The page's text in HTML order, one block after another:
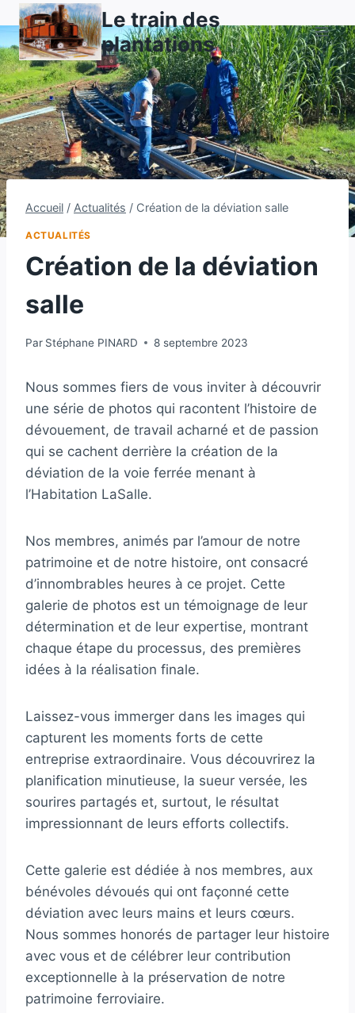
Aller
au
contenu
Le train des
plantations
Accueil / Actualités / Création de la déviation salle
ACTUALITÉS
Création de la déviation
salle
Par Stéphane PINARD 8 septembre 2023
Nous sommes fiers de vous inviter à découvrir
une série de photos qui racontent l’histoire de
dévouement, de travail acharné et de passion
qui se cachent derrière la création de la
déviation de la voie ferrée menant à
l’Habitation LaSalle.
Nos membres, animés par l’amour de notre
patrimoine et de notre histoire, ont consacré
d’innombrables heures à ce projet. Cette
galerie de photos est un témoignage de leur
détermination et de leur expertise, montrant
chaque étape du processus, des premières
idées à la réalisation finale.
Laissez-vous immerger dans les images qui
capturent les moments forts de cette
entreprise extraordinaire. Vous découvrirez la
planification minutieuse, la sueur versée, les
sourires partagés et, surtout, le résultat
impressionnant de leurs efforts collectifs.
Cette galerie est dédiée à nos membres, aux
bénévoles dévoués qui ont façonné cette
déviation avec leurs mains et leurs cœurs.
Nous sommes honorés de partager leur histoire
avec vous et de célébrer leur contribution
exceptionnelle à la préservation de notre
patrimoine ferroviaire.